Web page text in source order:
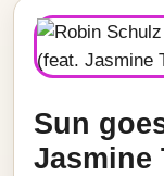
Sun
Jasmine